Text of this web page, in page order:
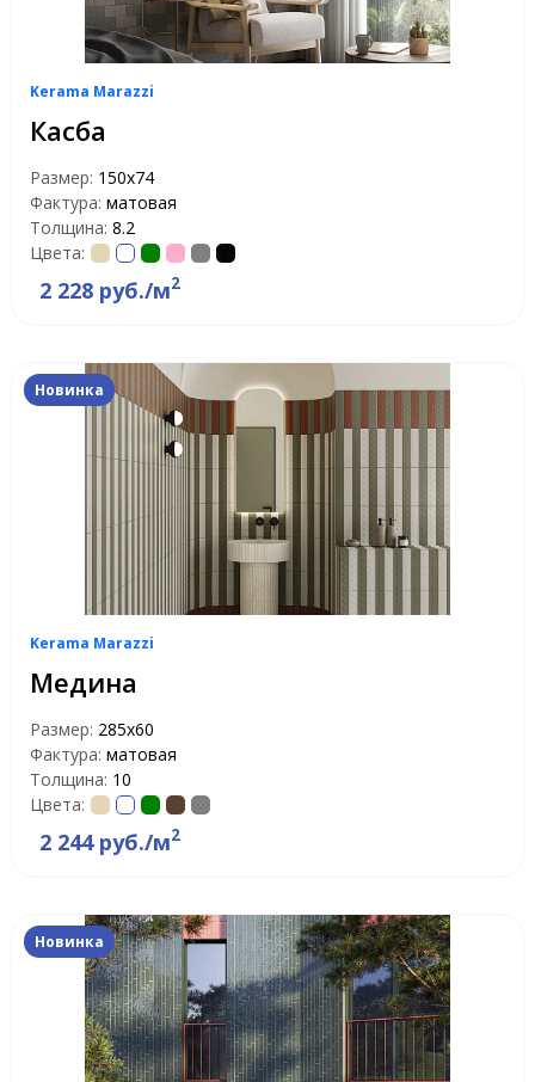
Kerama Marazzi
Касба
Размер: 150x74
Фактура: матовая
Толщина: 8.2
Цвета:
2 228 руб./м2
Новинка
Kerama Marazzi
Медина
Размер: 285x60
Фактура: матовая
Толщина: 10
Цвета:
2 244 руб./м2
Новинка